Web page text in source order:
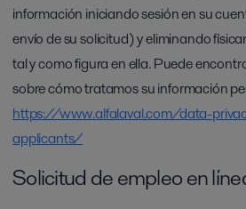
información iniciando sesión en su
envío de su solicitud) y eliminando
tal y como figura en ella. Puede
sobre cómo tratamos su información
https://www.alfalaval.com/data-
applicants/
Solicitud de empleo en